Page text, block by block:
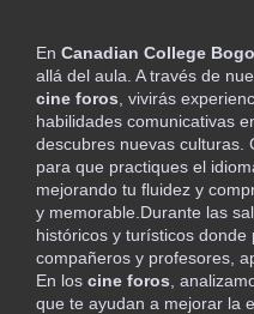
En Canadian College
allá del aula. A través de
cine foros , vivirás
habilidades comunicativas
descubres nuevas culturas.
para que practiques el
mejorando tu fluidez y
y memorable.Durante las
históricos y turísticos
compañeros y profesores,
En los cine foros ,
que te ayudan a mejorar la